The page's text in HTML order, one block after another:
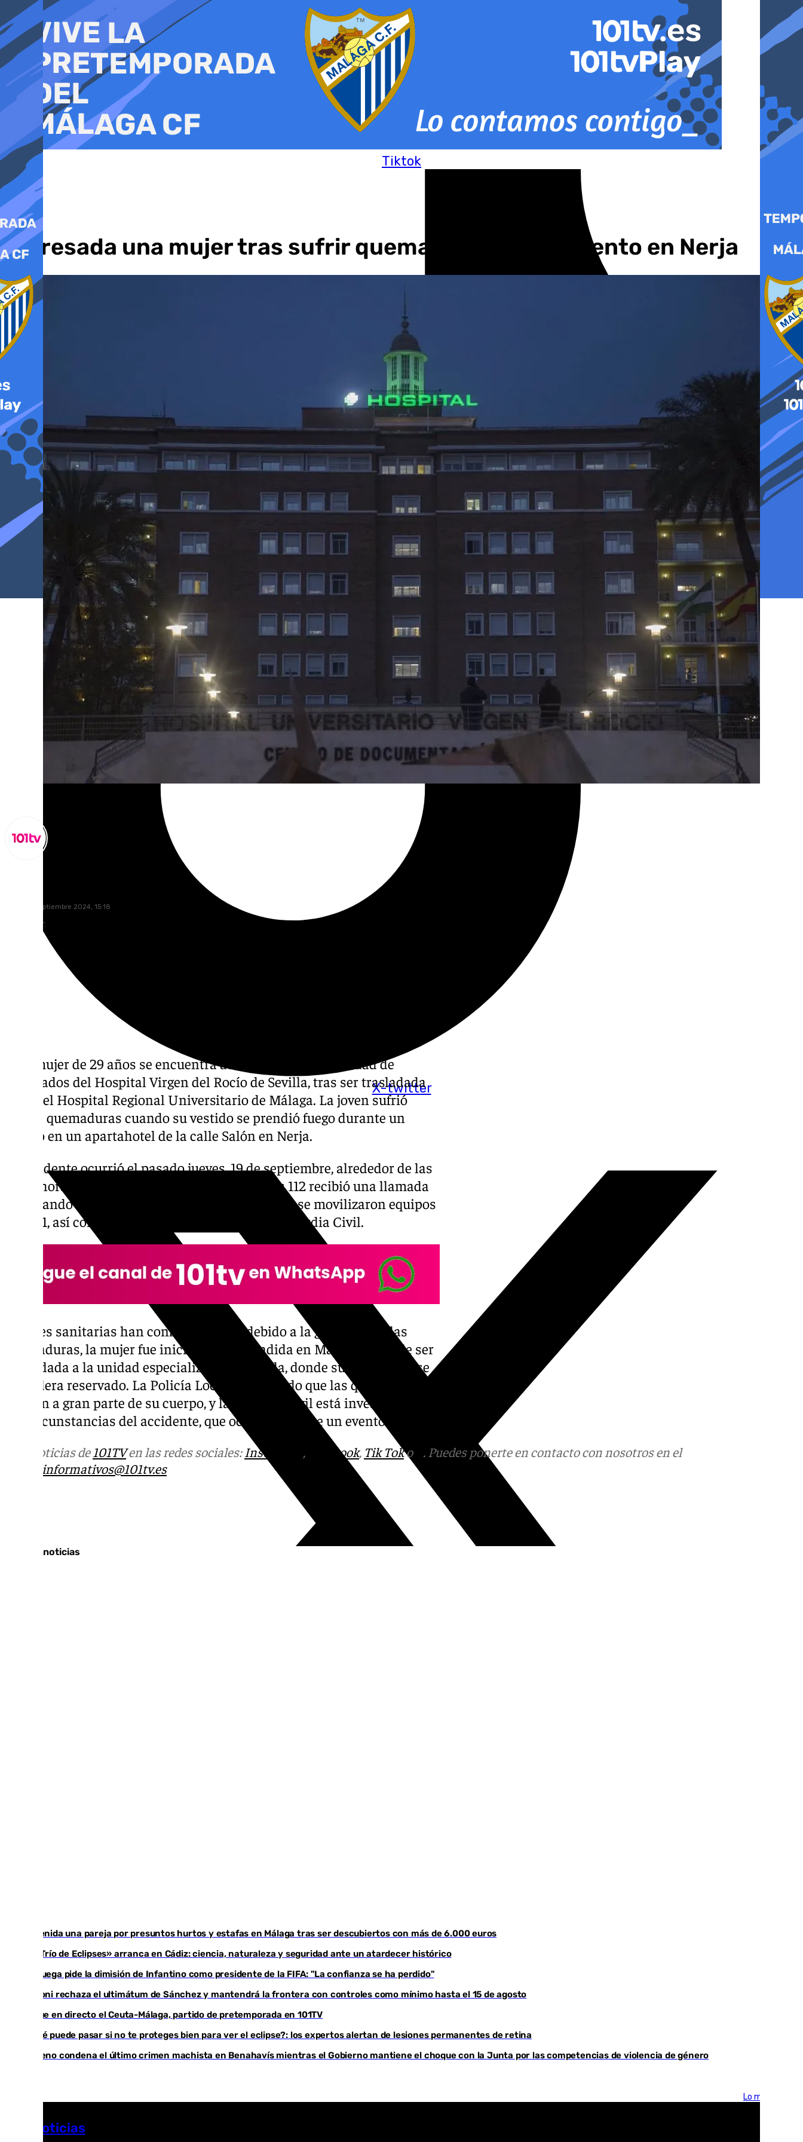
al
contenido
Tiktok
X-twitter
Ingresada una mujer tras sufrir quemaduras en un evento en Nerja
lunes, 23 septiembre 2024, 15:18
Compartir:
Una mujer de 29 años se encuentra actualmente en la Unidad de
Quemados del Hospital Virgen del Rocío de Sevilla, tras ser trasladada
desde el Hospital Regional Universitario de Málaga. La joven sufrió
graves quemaduras cuando su vestido se prendió fuego durante un
evento en un apartahotel de la calle Salón en Nerja.
El incidente ocurrió el pasado jueves, 19 de septiembre, alrededor de las
23:50 horas, cuando el servicio de emergencias 112 recibió una llamada
solicitando asistencia médica. Inmediatamente, se movilizaron equipos
del 061, así como la Policía Local de Nerja y la Guardia Civil.
Fuentes sanitarias han confirmado que, debido a la gravedad de las
quemaduras, la mujer fue inicialmente atendida en Málaga antes de ser
trasladada a la unidad especializada en Sevilla, donde su pronóstico se
considera reservado. La Policía Local ha indicado que las quemaduras
afectan a gran parte de su cuerpo, y la Guardia Civil está investigando
las circunstancias del accidente, que ocurrió durante un evento familiar.
Más noticias de 101TVen las redes sociales: Instagram , Facebook, Tik Toko
. Puedes ponerte en contacto con nosotros en el
informativos@101tv.es
Últimas noticias
Detenida una pareja por presuntos hurtos y estafas en Málaga tras ser descubiertos con más de 6.000 euros
El «Trío de Eclipses» arranca en Cádiz: ciencia, naturaleza y seguridad ante un atardecer histórico
Noruega pide la dimisión de Infantino como presidente de la FIFA: "La confianza se ha perdido"
Meloni rechaza el ultimátum de Sánchez y mantendrá la frontera con controles como mínimo hasta el 15 de agosto
Sigue en directo el Ceuta-Málaga, partido de pretemporada en 101TV
¿Qué puede pasar si no te proteges bien para ver el eclipse?: los expertos alertan de lesiones permanentes de retina
Moreno condena el último crimen machista en Benahavís mientras el Gobierno mantiene el choque con la Junta por las competencias de violencia de género
Lo más visto >
Más noticias